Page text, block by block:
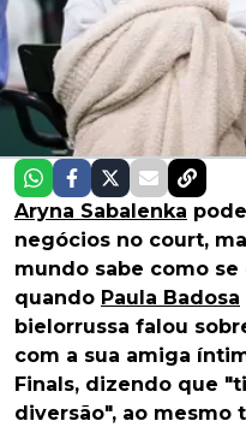
Aryna Sabalenka
negócios no court,
mundo sabe como
quando Paula Badosa
bielorrussa falou
com a sua amiga
Finals, dizendo que
diversão", ao mesmo